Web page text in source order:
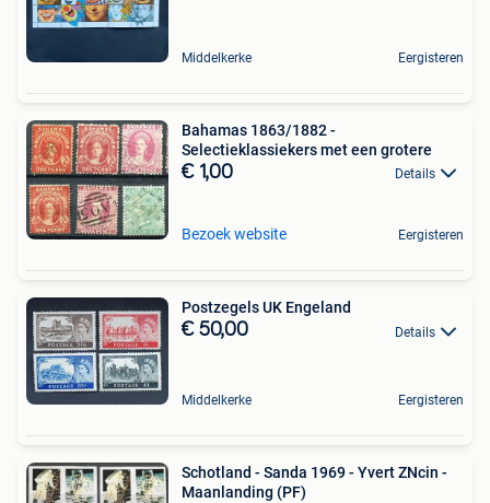
Middelkerke Eergisteren
Bahamas 1863/1882 -
Selectieklassiekers met een grotere
€ 1,00 Details
Bezoek website Eergisteren
Postzegels UK Engeland
€ 50,00 Details
Middelkerke Eergisteren
Schotland - Sanda 1969 - Yvert ZNcin -
Maanlanding (PF)